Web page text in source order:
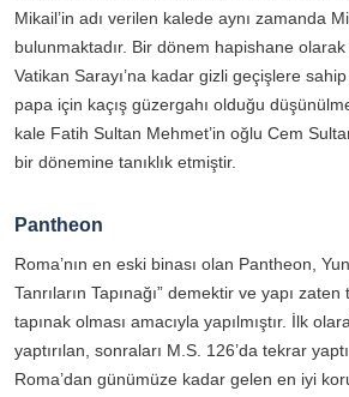
Mikail’in adı verilen kalede aynı zamanda
bulunmaktadır. Bir dönem hapishane
Vatikan Sarayı’na kadar gizli geçişlere
papa için kaçış güzergahı olduğu
kale Fatih Sultan Mehmet’in oğlu Cem
bir dönemine tanıklık etmiştir.
Pantheon
Roma’nın en eski binası olan Pantheon,
Tanrıların Tapınağı” demektir ve yapı
tapınak olması amacıyla yapılmıştır. İlk
yaptırılan, sonraları M.S. 126’da tekrar
Roma’dan günümüze kadar gelen en iyi